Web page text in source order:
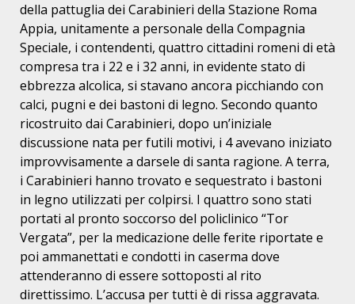
della pattuglia dei Carabinieri della Stazione Roma
Appia, unitamente a personale della Compagnia
Speciale, i contendenti, quattro cittadini romeni di età
compresa tra i 22 e i 32 anni, in evidente stato di
ebbrezza alcolica, si stavano ancora picchiando con
calci, pugni e dei bastoni di legno. Secondo quanto
ricostruito dai Carabinieri, dopo un’iniziale
discussione nata per futili motivi, i 4 avevano iniziato
improvvisamente a darsele di santa ragione. A terra,
i Carabinieri hanno trovato e sequestrato i bastoni
in legno utilizzati per colpirsi. I quattro sono stati
portati al pronto soccorso del policlinico “Tor
Vergata”, per la medicazione delle ferite riportate e
poi ammanettati e condotti in caserma dove
attenderanno di essere sottoposti al rito
direttissimo. L’accusa per tutti è di rissa aggravata.